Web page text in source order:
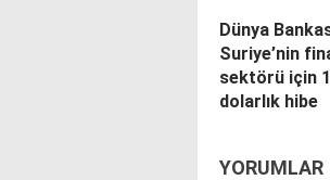
Dünya
Suriye’nin
sektörü için
dolarlık hibe
YORUMLAR